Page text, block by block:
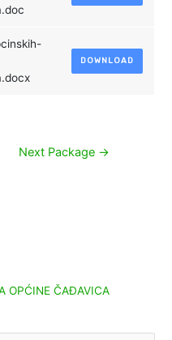
DOWNLOAD
Next Package →
OPĆINE ČAĐAVICA